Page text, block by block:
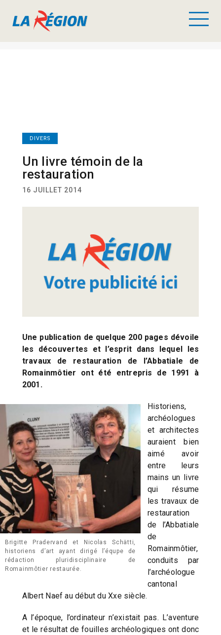
DIVERS
Un livre témoin de la
restauration
16 JUILLET 2014
Une publication de quelque 200 pages dévoile
les découvertes et l’esprit dans lequel les
travaux de restauration de l’Abbatiale de
Romainmôtier ont été entrepris de 1991 à
2001.
Brigitte Pradervand et Nicolas Schätti,
historiens d’art ayant dirigé l’équpe de
rédaction pluridisciplinaire de
Romainmôtier restaurée.
Historiens,
archéologues
et architectes
auraient bien
aimé avoir
entre leurs
mains un livre
qui résume
les travaux de
restauration
de l’Abbatiale
de
Romainmôtier,
conduits par
l’archéologue
cantonal
Albert Naef au début du Xxe siècle.
A l’époque, l’ordinateur n’existait pas. L’aventure
et le résultat de fouilles archéologiques ont donc